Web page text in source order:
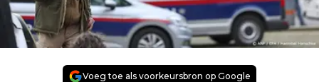
Voeg toe als voorkeursbron op Google